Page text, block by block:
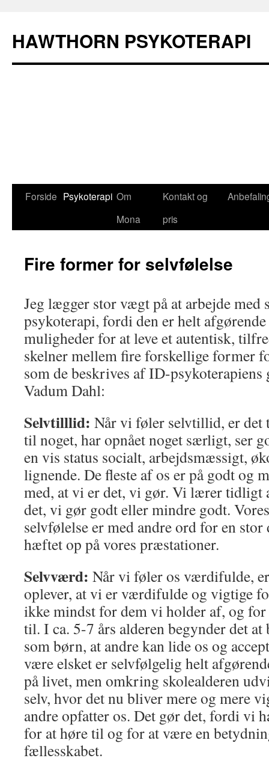
HAWTHORN PSYKOTERAPI
Hop
Forside Psykoterapi Om
Mona
Kontakt og
pris
Fire former for selvfølelse
Jeg lægger stor vægt på at arbejde med
psykoterapi, fordi den er helt
muligheder for at leve et autentisk,
skelner mellem fire forskellige former
som de beskrives af ID-
Vadum Dahl:
Selvtilllid: Når vi føler selvtillid, er
til noget, har opnået noget særligt, ser
en vis status socialt, arbejdsmæssigt,
lignende. De fleste af os er på godt og
med, at vi er det, vi gør. Vi lærer tidligt
det, vi gør godt eller mindre godt.
selvfølelse er med andre ord for en stor
hæftet op på vores præstationer.
Selvværd: Når vi føler os værdifulde,
oplever, at vi er værdifulde og vigtige
ikke mindst for dem vi holder af, og
til. I ca. 5-7 års alderen begynder det at
som børn, at andre kan lide os og
være elsket er selvfølgelig helt
på livet, men omkring skolealderen
selv, hvor det nu bliver mere og mere
andre opfatter os. Det gør det, fordi vi
for at høre til og for at være en
fællesskabet.